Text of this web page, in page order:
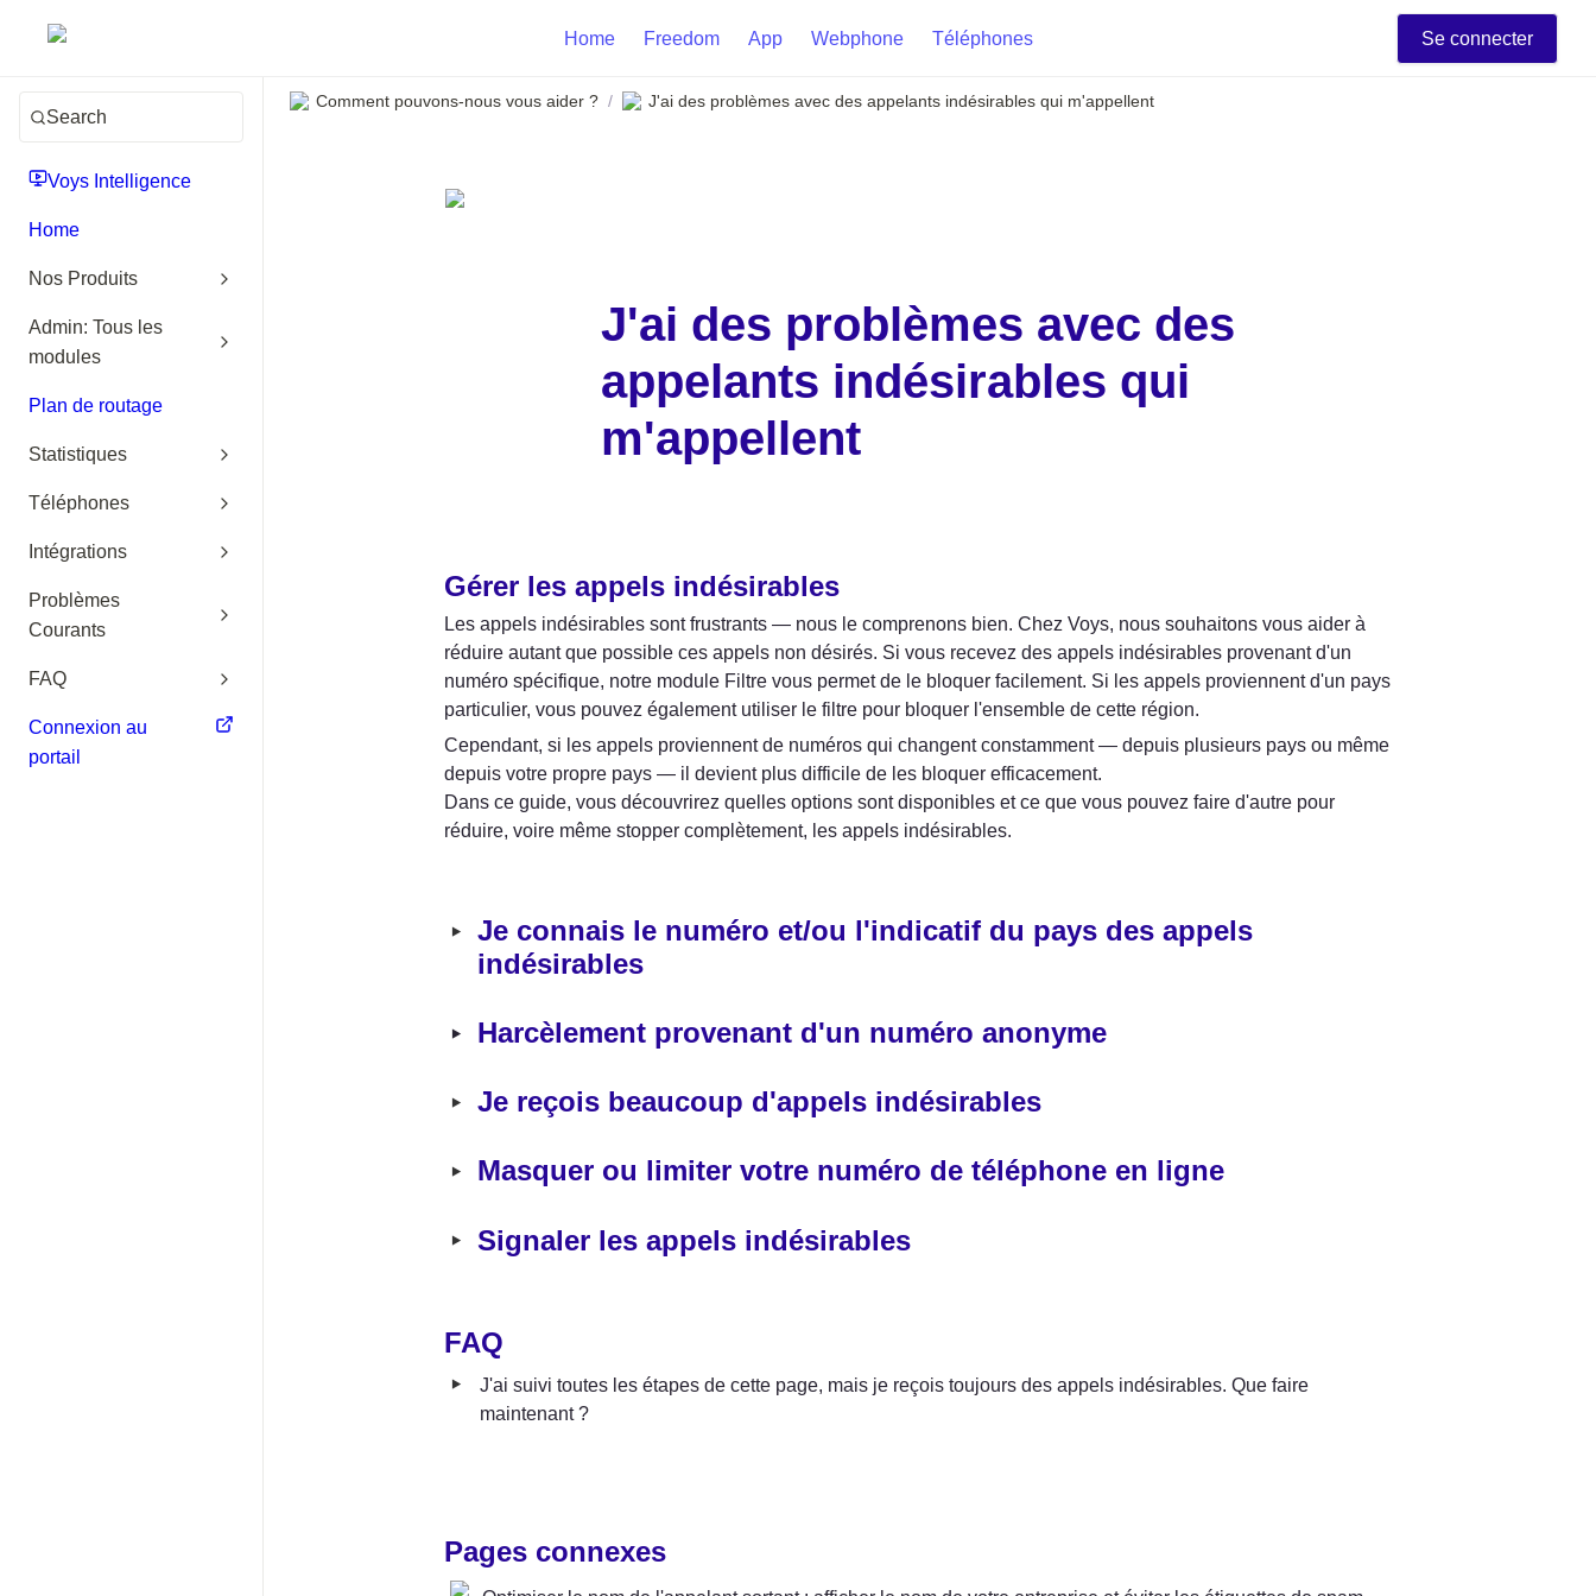
Home Freedom App Webphone Téléphones Se connecter
Search
Voys Intelligence
Home
Nos Produits
Admin: Tous les
modules
Plan de routage
Statistiques
Téléphones
Intégrations
Problèmes
Courants
FAQ
Connexion au
portail
Comment pouvons-nous vous aider ? / J'ai des problèmes avec des appelants indésirables qui m'appellent
J'ai des problèmes avec des
appelants indésirables qui
m'appellent
Gérer les appels indésirables
Les appels indésirables sont frustrants — nous le comprenons bien. Chez Voys, nous souhaitons vous aider à
réduire autant que possible ces appels non désirés. Si vous recevez des appels indésirables provenant d'un
numéro spécifique, notre module Filtre vous permet de le bloquer facilement. Si les appels proviennent d'un pays
particulier, vous pouvez également utiliser le filtre pour bloquer l'ensemble de cette région.
Cependant, si les appels proviennent de numéros qui changent constamment — depuis plusieurs pays ou même
depuis votre propre pays — il devient plus difficile de les bloquer efficacement.
Dans ce guide, vous découvrirez quelles options sont disponibles et ce que vous pouvez faire d'autre pour
réduire, voire même stopper complètement, les appels indésirables.
‣ Je connais le numéro et/ou l'indicatif du pays des appels
indésirables
‣ Harcèlement provenant d'un numéro anonyme
‣ Je reçois beaucoup d'appels indésirables
‣ Masquer ou limiter votre numéro de téléphone en ligne
‣ Signaler les appels indésirables
FAQ
‣
J'ai suivi toutes les étapes de cette page, mais je reçois toujours des appels indésirables. Que faire
maintenant ?
Pages connexes